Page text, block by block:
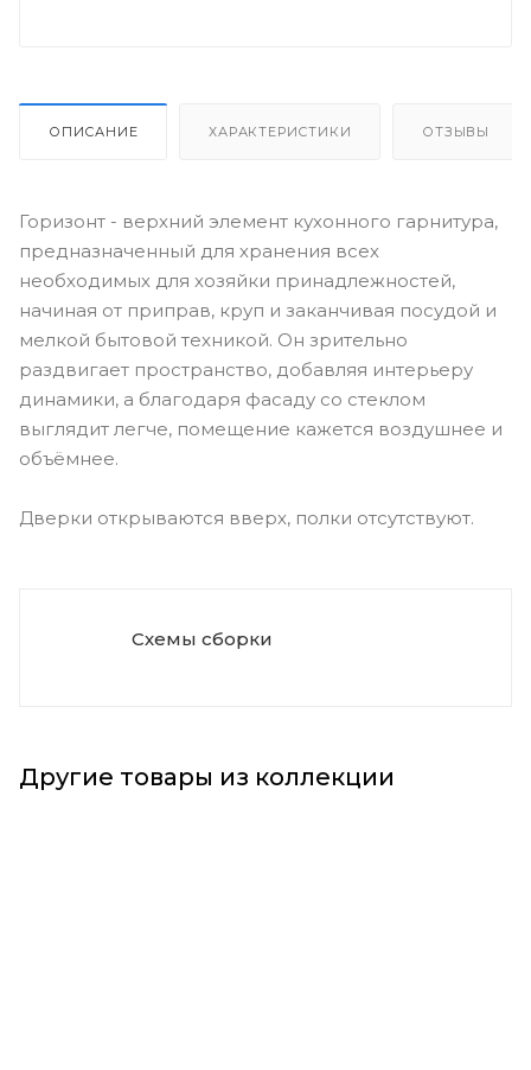
ОПИСАНИЕ ХАРАКТЕРИСТИКИ ОТЗЫВЫ
Горизонт - верхний элемент кухонного гарнитура,
предназначенный для хранения всех
необходимых для хозяйки принадлежностей,
начиная от приправ, круп и заканчивая посудой и
мелкой бытовой техникой. Он зрительно
раздвигает пространство, добавляя интерьеру
динамики, а благодаря фасаду со стеклом
выглядит легче, помещение кажется воздушнее и
объёмнее.
Дверки открываются вверх, полки отсутствуют.
Схемы сборки
Другие товары из коллекции